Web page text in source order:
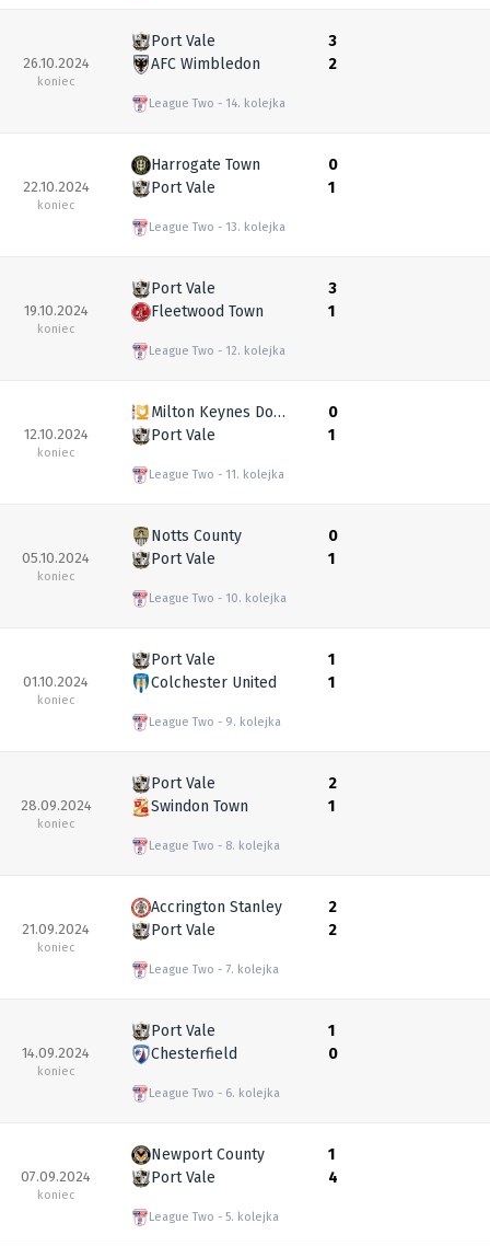
26.10.2024
koniec
Port Vale
AFC Wimbledon
League Two 14. kolejka
3
2
22.10.2024
koniec
Harrogate Town
Port Vale
League Two 13. kolejka
0
1
19.10.2024
koniec
Port Vale
Fleetwood Town
League Two 12. kolejka
3
1
12.10.2024
koniec
Milton Keynes Dons
Port Vale
League Two 11. kolejka
0
1
05.10.2024
koniec
Notts County
Port Vale
League Two 10. kolejka
0
1
01.10.2024
koniec
Port Vale
Colchester United
League Two 9. kolejka
1
1
28.09.2024
koniec
Port Vale
Swindon Town
League Two 8. kolejka
2
1
21.09.2024
koniec
Accrington Stanley
Port Vale
League Two 7. kolejka
2
2
14.09.2024
koniec
Port Vale
Chesterfield
League Two 6. kolejka
1
0
07.09.2024
koniec
Newport County
Port Vale
League Two 5. kolejka
1
4